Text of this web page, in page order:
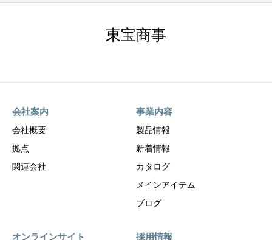
東宝商事
会社案内
会社概要
拠点
関連会社
事業内容
製品情報
新着情報
カタログ
メインアイテム
ブログ
オンラインサイト 採用情報